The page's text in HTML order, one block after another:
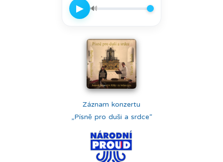
▶ 🔊
Záznam konzertu
„Písně pro duši a srdce“